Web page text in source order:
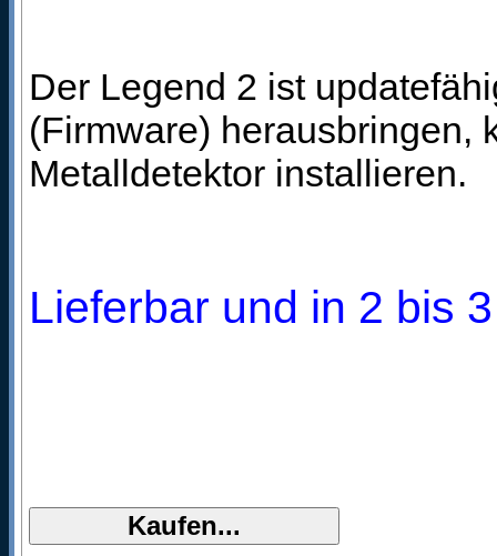
Der Legend 2 ist
(Firmware) herausbringen,
Metalldetektor installieren.
Lieferbar und in 2 bis